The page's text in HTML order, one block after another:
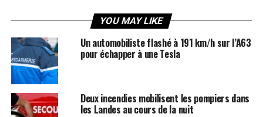
YOU MAY LIKE
Un automobiliste flashé à 191 km/h sur l’A63
pour échapper à une Tesla
Deux incendies mobilisent les pompiers dans
les Landes au cours de la nuit